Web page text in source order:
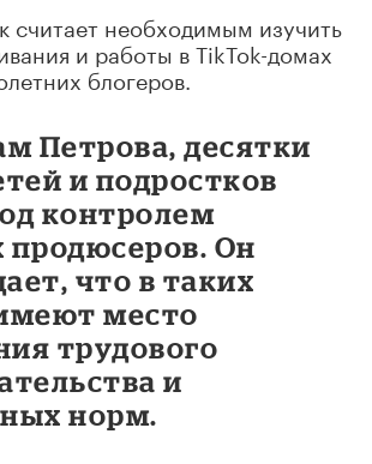
считает необходимым изучить
и работы в TikTok-домах
блогеров.
Петрова, десятки
и подростков
контролем
продюсеров. Он
что в таких
место
трудового
и
норм.